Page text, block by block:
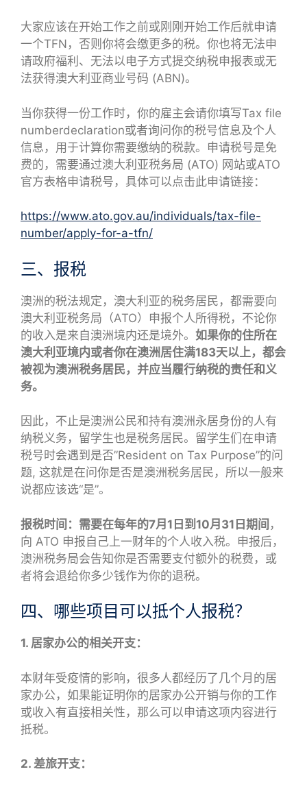
大家应该在开始工作之前或刚刚开始工作后就申请
一个TFN，否则你将会缴更多的税。你也将无法申
请政府福利、无法以电子方式提交纳税申报表或无
法获得澳大利亚商业号码 (ABN)。
当你获得一份工作时，你的雇主会请你填写Tax file
numberdeclaration或者询问你的税号信息及个人
信息，用于计算你需要缴纳的税款。申请税号是免
费的，需要通过澳大利亚税务局 (ATO) 网站或ATO
官方表格申请税号，具体可以点击此申请链接：
https://www.ato.gov.au/individuals/tax-file-
number/apply-for-a-tfn/
三、报税
澳洲的税法规定，澳大利亚的税务居民，都需要向
澳大利亚税务局（ATO）申报个人所得税，不论你
的收入是来自澳洲境内还是境外。 如果你的住所在
澳大利亚境内或者你在澳洲居住满183天以上，都会
被视为澳洲税务居民，并应当履行纳税的责任和义
务。
因此，不止是澳洲公民和持有澳洲永居身份的人有
纳税义务，留学生也是税务居民。留学生们在申请
税号时会遇到是否”Resident on Tax Purpose”的问
题, 这就是在问你是否是澳洲税务居民，所以一般来
说都应该选“是”。
报税时间：需要在每年的7月1日到10月31日期间 ，
向 ATO 申报自己上一财年的个人收入税。申报后，
澳洲税务局会告知你是否需要支付额外的税费，或
者将会退给你多少钱作为你的退税。
四、哪些项目可以抵个人报税？
1. 居家办公的相关开支：
本财年受疫情的影响，很多人都经历了几个月的居
家办公，如果能证明你的居家办公开销与你的工作
或收入有直接相关性，那么可以申请这项内容进行
抵税。
2. 差旅开支：